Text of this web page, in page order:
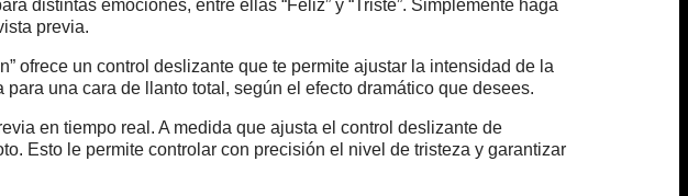
distintas emociones, entre ellas “Feliz” y “Triste”. Simplemente haga
previa.
ofrece un control deslizante que te permite ajustar la intensidad de la
una cara de llanto total, según el efecto dramático que desees.
en tiempo real. A medida que ajusta el control deslizante de
Esto le permite controlar con precisión el nivel de tristeza y garantizar